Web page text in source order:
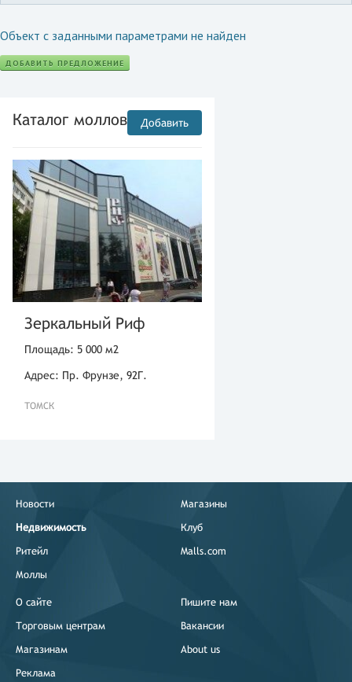
Объект с заданными параметрами не найден
ДОБАВИТЬ ПРЕДЛОЖЕНИЕ
Каталог моллов Добавить
Зеркальный Риф
Площадь: 5 000 м2
Адрес: Пр. Фрунзе, 92Г.
ТОМСК
Новости
Недвижимость
Ритейл
Моллы
Магазины
Клуб
Malls.com
О сайте
Торговым центрам
Магазинам
Реклама
Пишите нам
Вакансии
About us